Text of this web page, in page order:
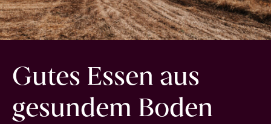
Gutes Essen aus
gesundem Boden